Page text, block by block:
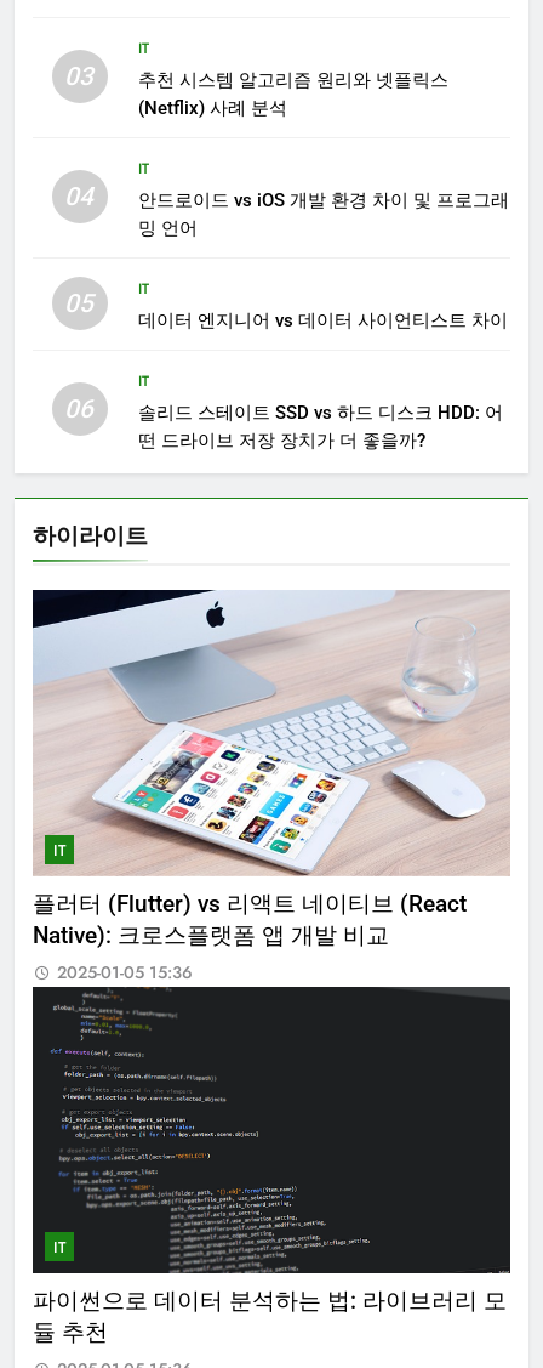
03
IT
추천 시스템 알고리즘 원리와 넷플릭스
(Netflix) 사례 분석
04
IT
안드로이드 vs iOS 개발 환경 차이 및 프로그래
밍 언어
05
IT
데이터 엔지니어 vs 데이터 사이언티스트 차이
06
IT
솔리드 스테이트 SSD vs 하드 디스크 HDD: 어
떤 드라이브 저장 장치가 더 좋을까?
하이라이트
IT
플러터 (Flutter) vs 리액트 네이티브 (React
Native): 크로스플랫폼 앱 개발 비교
2025-01-05 15:36
IT
파이썬으로 데이터 분석하는 법: 라이브러리 모
듈 추천